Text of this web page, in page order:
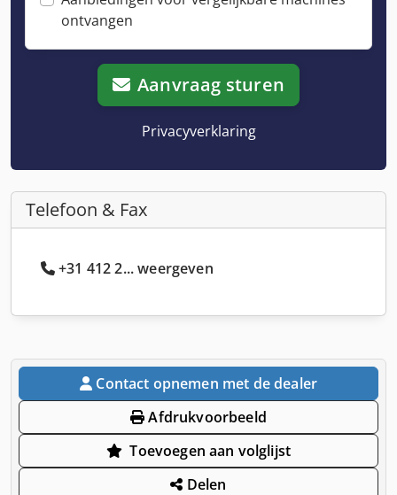
ontvangen
Aanvraag sturen
Privacyverklaring
Telefoon & Fax
+31 412 2... weergeven
Contact opnemen met de dealer
Afdrukvoorbeeld
Toevoegen aan volglijst
Delen